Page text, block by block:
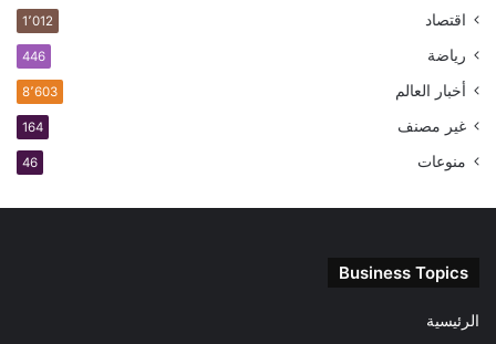
اقتصاد 1٬012
رياضة 446
أخبار العالم 8٬603
غير مصنف 164
منوعات 46
Business Topics
الرئيسية